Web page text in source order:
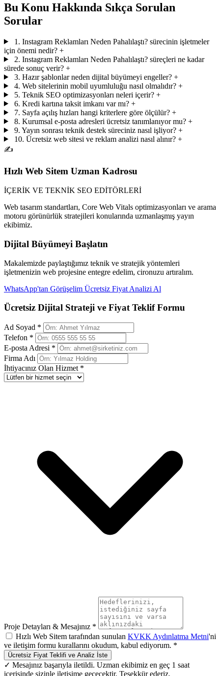
Bu Konu Hakkında Sıkça Sorulan
Sorular
1. Instagram Reklamları Neden Pahalılaştı? sürecinin işletmeler
için önemi nedir? +
2. Instagram Reklamları Neden Pahalılaştı? süreçleri ne kadar
sürede sonuç verir? +
3. Hazır şablonlar neden dijital büyümeyi engeller? +
4. Web sitelerinin mobil uyumluluğu nasıl olmalıdır? +
5. Teknik SEO optimizasyonları neleri içerir? +
6. Kredi kartına taksit imkanı var mı? +
7. Sayfa açılış hızları hangi kriterlere göre ölçülür? +
8. Kurumsal e-posta adresleri ücretsiz tanımlanıyor mu? +
9. Yayın sonrası teknik destek süreciniz nasıl işliyor? +
10. Ücretsiz web sitesi ve reklam analizi nasıl alınır? +
✍️
Hızlı Web Sitem Uzman Kadrosu
İÇERİK VE TEKNİK SEO EDİTÖRLERİ
Web tasarım standartları, Core Web Vitals optimizasyonları ve arama
motoru görünürlük stratejileri konularında uzmanlaşmış yayın
ekibimiz.
Dijital Büyümeyi Başlatın
Makalemizde paylaştığımız teknik ve stratejik yöntemleri
işletmenizin web projesine entegre edelim, cironuzu artıralım.
WhatsApp'tan Görüşelim Ücretsiz Fiyat Analizi Al
Ücretsiz Dijital Strateji ve Fiyat Teklif Formu
Ad Soyad *
Telefon *
E-posta Adresi *
Firma Adı
İhtiyacınız Olan Hizmet *
Proje Detayları & Mesajınız *
Hızlı Web Sitem tarafından sunulan KVKK Aydınlatma Metni'ni
ve iletişim formu kurallarını okudum, kabul ediyorum. *
Ücretsiz Fiyat Teklifi ve Analiz İste
✓ Mesajınız başarıyla iletildi. Uzman ekibimiz en geç 1 saat
içerisinde sizinle iletişime geçecektir. Teşekkür ederiz.